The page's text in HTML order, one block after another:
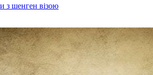
з шенген візою